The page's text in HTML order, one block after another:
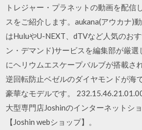
トレジャー・プラネットの動画を配信
スをご紹介します。aukana(アウカナ)
はHuluやU-NEXT、dTVなど人気のお
ン・デマンド)サービスを編集部が厳選
にヘリウムエスケープバルブが搭載さ
逆回転防止ベゼルのダイヤモンドが海
豪華なモデルです。
大型専門店Joshinのインターネットシ
【Joshin webショップ】。